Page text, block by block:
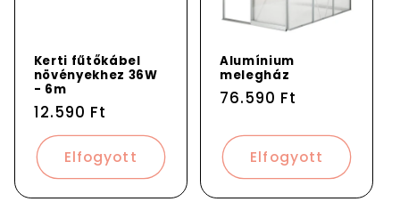
Kerti fűtőkábel
növényekhez 36W
- 6m
Normál
ár
12.590 Ft
Elfogyott
Alumínium
melegház
Normál
76.590 Ft
Elfogyott